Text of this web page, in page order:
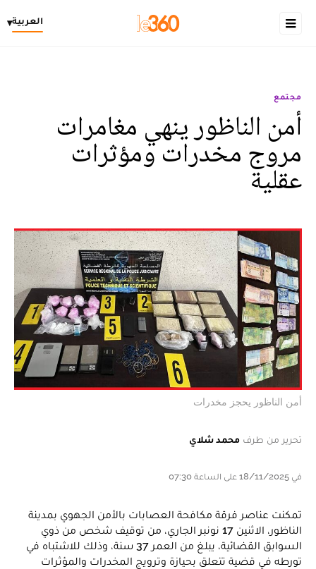
العربية▾
مجتمع
أمن الناظور ينهي مغامرات
مروج مخدرات ومؤثرات
عقلية
أمن الناظور يحجز مخدرات
تحرير من طرف محمد شلاي
في 18/11/2025 على الساعة 07:30
تمكنت عناصر فرقة مكافحة العصابات بالأمن الجهوي بمدينة
الناظور، الاثنين 17 نونبر الجاري، من توقيف شخص من ذوي
السوابق القضائية، يبلغ من العمر 37 سنة، وذلك للاشتباه في
تورطه في قضية تتعلق بحيازة وترويج المخدرات والمؤثرات